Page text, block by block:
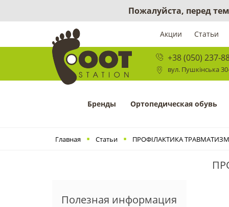
Пожалуйста, перед
Акции Статьи
+38 (050) 237-
вул. Пушкінська
Бренды Ортопедическая обувь
Главная Статьи ПРОФІЛАКТИКА
Полезная информация